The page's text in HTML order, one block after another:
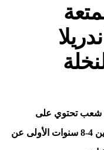
شعب تحتوي على
قصتين مفيدة وتربوية للأطفال لعمر ما بين 4-8 سنوات الأولى عن